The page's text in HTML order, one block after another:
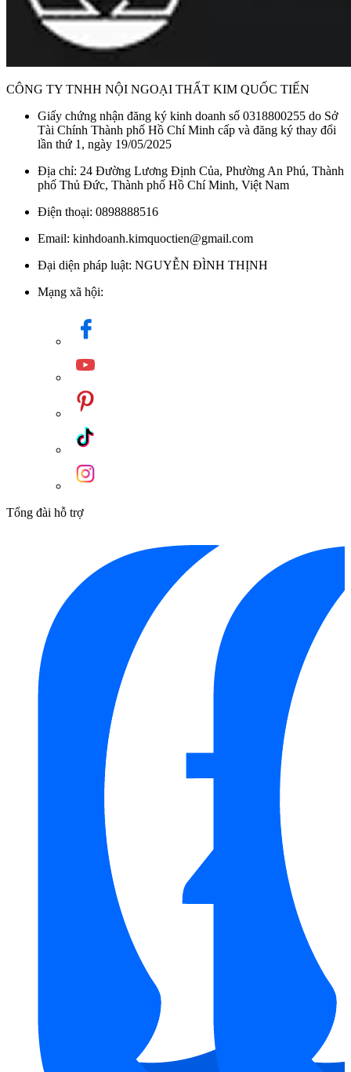
CÔNG TY TNHH NỘI NGOẠI THẤT KIM QUỐC TIẾN
Giấy chứng nhận đăng ký kinh doanh số 0318800255 do Sở
Tài Chính Thành phố Hồ Chí Minh cấp và đăng ký thay đổi
lần thứ 1, ngày 19/05/2025
Địa chỉ: 24 Đường Lương Định Của, Phường An Phú, Thành
phố Thủ Đức, Thành phố Hồ Chí Minh, Việt Nam
Điện thoại: 0898888516
Email: kinhdoanh.kimquoctien@gmail.com
Đại diện pháp luật: NGUYỄN ĐÌNH THỊNH
Mạng xã hội:
Tổng đài hỗ trợ